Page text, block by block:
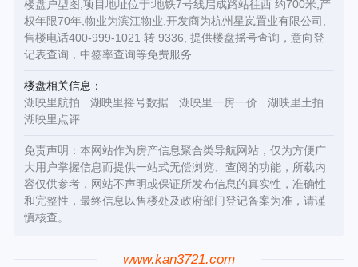
楼盘户型图,项目地址位于:地铁7号线启成路站往西 约700米,产
权年限70年,物业为滨江物业,开发商为杭州星岚置业有限公司,
售楼电话400-999-1021 转 9336, 提供楼盘摇号查询，意向登
记表查询，中签率查询等免费服务
楼盘相关信息：
湖映里航拍
湖映里摇号数据 湖映里一房一价
湖映里土拍
湖映里点评
免责声明：本网站作为房产信息聚合类导航网站，仅为方便广
大用户掌握信息而提供一站式无偿浏览、查阅的功能，所载内
容仅供参考，网站不声明或保证所发布信息的真实性，准确性
和完整性，最终信息以售楼处及政府部门登记备案为准，请谨
慎核查。
www.kan3721.com